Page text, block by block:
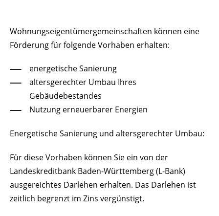
Wohnungseigentümergemeinschaften können eine
Förderung für folgende Vorhaben erhalten:
energetische Sanierung
altersgerechter Umbau Ihres
Gebäudebestandes
Nutzung erneuerbarer Energien
Energetische Sanierung und altersgerechter Umbau:
Für diese Vorhaben können Sie ein von der
Landeskreditbank Baden-Württemberg (L-Bank)
ausgereichtes Darlehen erhalten. Das Darlehen ist
zeitlich begrenzt im Zins vergünstigt.